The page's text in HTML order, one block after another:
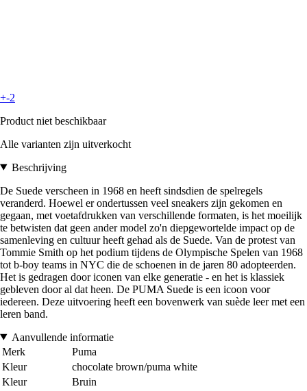
+-2
Product niet beschikbaar
Alle varianten zijn uitverkocht
Beschrijving
De Suede verscheen in 1968 en heeft sindsdien de spelregels
veranderd. Hoewel er ondertussen veel sneakers zijn gekomen en
gegaan, met voetafdrukken van verschillende formaten, is het moeilijk
te betwisten dat geen ander model zo'n diepgewortelde impact op de
samenleving en cultuur heeft gehad als de Suede. Van de protest van
Tommie Smith op het podium tijdens de Olympische Spelen van 1968
tot b-boy teams in NYC die de schoenen in de jaren 80 adopteerden.
Het is gedragen door iconen van elke generatie - en het is klassiek
gebleven door al dat heen. De PUMA Suede is een icoon voor
iedereen. Deze uitvoering heeft een bovenwerk van suède leer met een
leren band.
Aanvullende informatie
Merk
Puma
Kleur
chocolate brown/puma white
Kleur
Bruin